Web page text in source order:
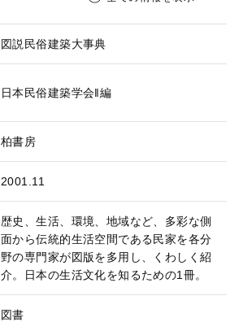
図説民俗建築大事典
日本民俗建築学会‖編
柏書房
2001.11
歴史、生活、環境、地域など、多彩な側
面から伝統的生活空間である民家を各分
野の専門家が図版を多用し、くわしく紹
介。日本の生活文化を知るための1冊。
図書